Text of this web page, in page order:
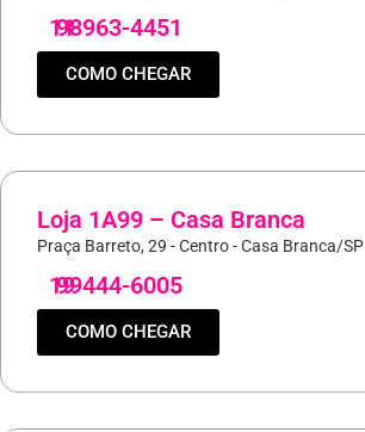
11
98963-4451
COMO CHEGAR
Loja 1A99 – Casa Branca
Praça Barreto, 29 - Centro - Casa Branca/SP
19
99444-6005
COMO CHEGAR